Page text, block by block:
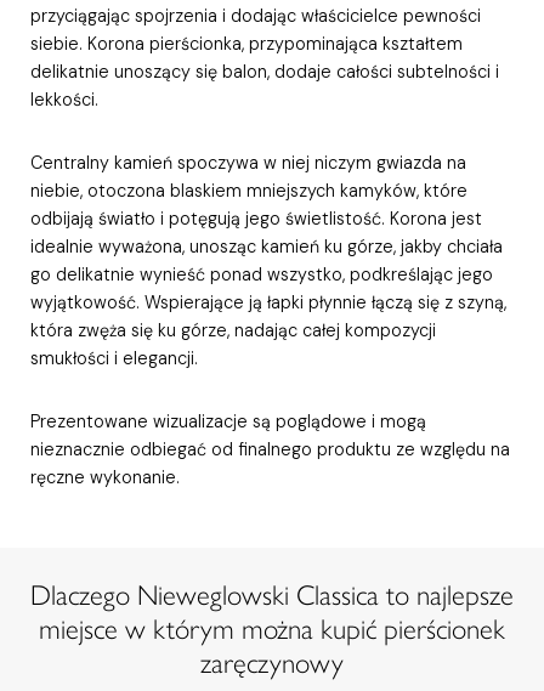
przyciągając spojrzenia i dodając właścicielce pewności
siebie. Korona pierścionka, przypominająca kształtem
delikatnie unoszący się balon, dodaje całości subtelności i
lekkości.
Centralny kamień spoczywa w niej niczym gwiazda na
niebie, otoczona blaskiem mniejszych kamyków, które
odbijają światło i potęgują jego świetlistość. Korona jest
idealnie wyważona, unosząc kamień ku górze, jakby chciała
go delikatnie wynieść ponad wszystko, podkreślając jego
wyjątkowość. Wspierające ją łapki płynnie łączą się z szyną,
która zwęża się ku górze, nadając całej kompozycji
smukłości i elegancji.
Prezentowane wizualizacje są poglądowe i mogą
nieznacznie odbiegać od finalnego produktu ze względu na
ręczne wykonanie.
Dlaczego Nieweglowski Classica to najlepsze
miejsce w którym można kupić pierścionek
zaręczynowy